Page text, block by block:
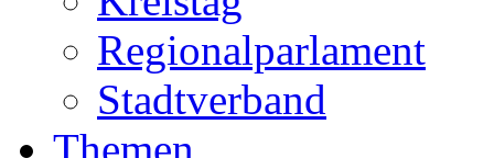
Regionalparlament
Stadtverband